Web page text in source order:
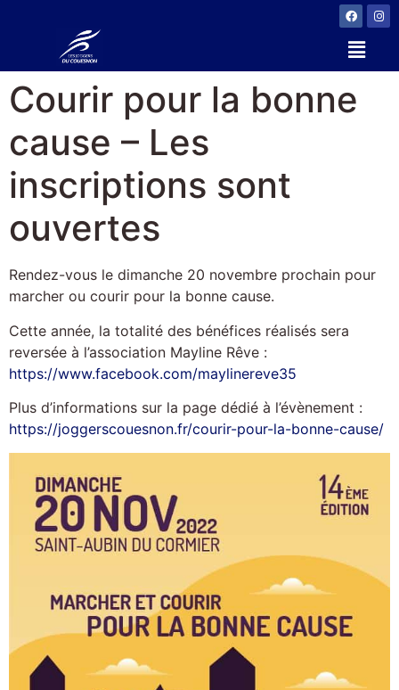
Courir pour la bonne
cause – Les
inscriptions sont
ouvertes
Rendez-vous le dimanche 20 novembre prochain pour
marcher ou courir pour la bonne cause.
Cette année, la totalité des bénéfices réalisés sera
reversée à l’association Mayline Rêve :
https://www.facebook.com/maylinereve35
Plus d’informations sur la page dédié à l’évènement :
https://joggerscouesnon.fr/courir-pour-la-bonne-cause/